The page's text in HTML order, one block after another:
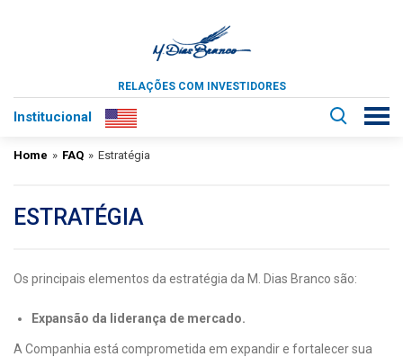
RELAÇÕES COM INVESTIDORES
Institucional
Home » FAQ » Estratégia
ESTRATÉGIA
Os principais elementos da estratégia da M. Dias Branco são:
Expansão da liderança de mercado.
A Companhia está comprometida em expandir e fortalecer sua